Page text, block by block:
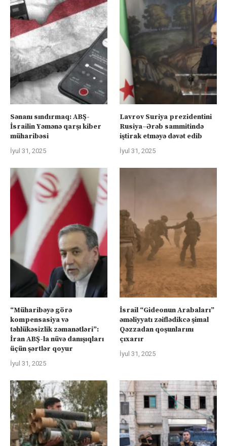
Sənanı sındırmaq: ABŞ-
İsrailin Yəmənə qarşı kiber
müharibəsi
İyul 31, 2025
Lavrov Suriya prezidentini
Rusiya–Ərəb sammitində
iştirak etməyə dəvət edib
İyul 31, 2025
“Müharibəyə görə
kompensasiya və
təhlükəsizlik zəmanətləri”:
İran ABŞ-la nüvə danışıqları
üçün şərtlər qoyur
İyul 31, 2025
İsrail “Gideonun Arabaları”
əməliyyatı zəiflədikcə şimal
Qəzzadan qoşunlarını
çıxarır
İyul 31, 2025